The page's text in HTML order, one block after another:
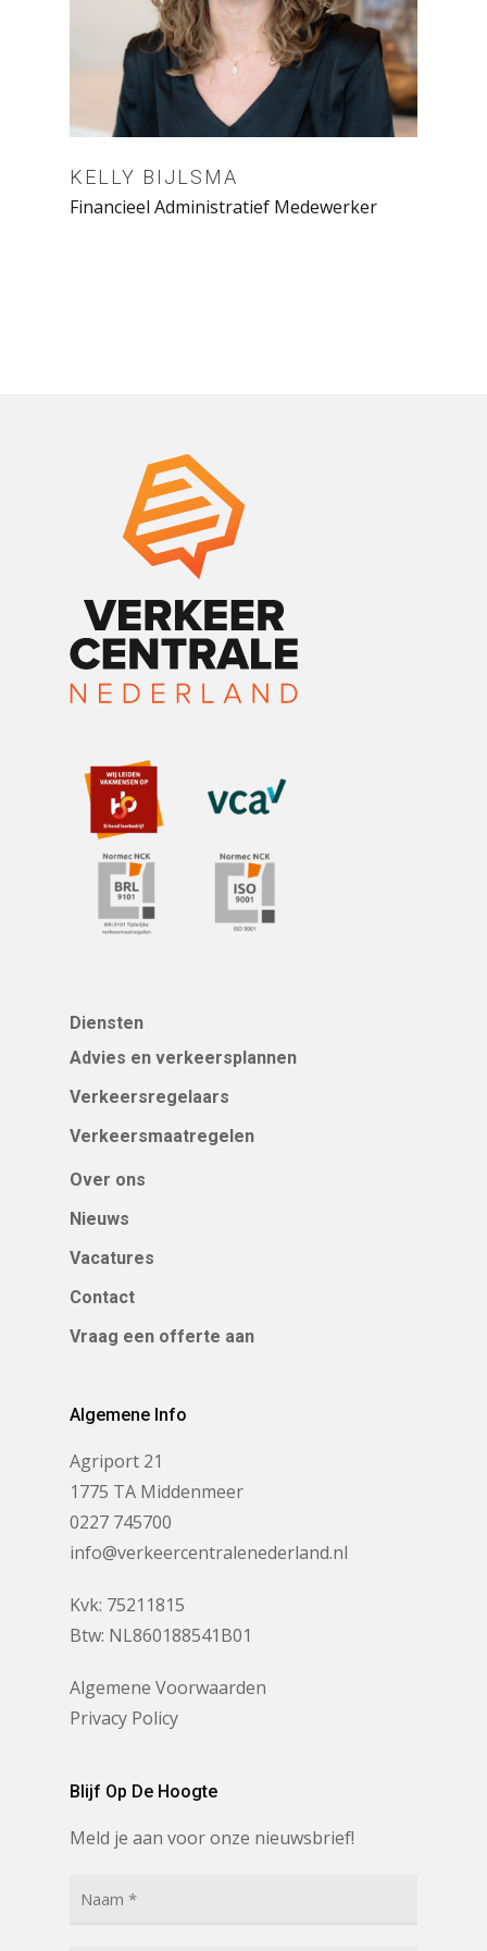
KELLY BIJLSMA
Financieel Administratief Medewerker
Diensten
Advies en verkeersplannen
Verkeersregelaars
Verkeersmaatregelen
Over ons
Nieuws
Vacatures
Contact
Vraag een offerte aan
Algemene Info
Agriport 21
1775 TA Middenmeer
0227 745700
info@verkeercentralenederland.nl
Kvk: 75211815
Btw: NL860188541B01
Algemene Voorwaarden
Privacy Policy
Blijf Op De Hoogte
Meld je aan voor onze nieuwsbrief!